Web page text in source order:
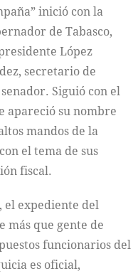
inició con la
de Tabasco,
López
secretario de
Siguió con el
apareció su nombre
mandos de la
el tema de sus
fiscal.
el expediente del
que gente de
funcionarios del
es oficial,